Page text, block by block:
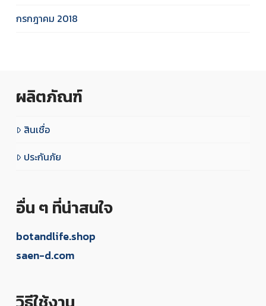
กรกฎาคม 2018
ผลิตภัณฑ์
สินเชื่อ
ประกันภัย
อื่น ๆ ที่น่าสนใจ
botandlife.shop
saen-d.com